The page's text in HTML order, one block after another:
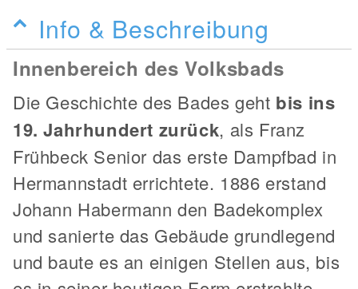
Info & Beschreibung
Innenbereich des Volksbads
Die Geschichte des Bades geht bis ins
19. Jahrhundert zurück, als Franz
Frühbeck Senior das erste Dampfbad in
Hermannstadt errichtete. 1886 erstand
Johann Habermann den Badekomplex
und sanierte das Gebäude grundlegend
und baute es an einigen Stellen aus, bis